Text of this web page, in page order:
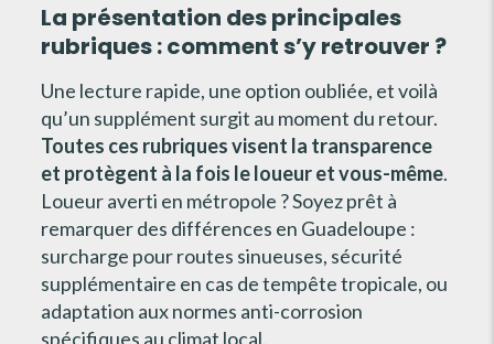
La présentation des principales
rubriques : comment s’y retrouver ?
Une lecture rapide, une option oubliée, et voilà
qu’un supplément surgit au moment du retour.
Toutes ces rubriques visent la transparence
et protègent à la fois le loueur et vous-même.
Loueur averti en métropole ? Soyez prêt à
remarquer des différences en Guadeloupe :
surcharge pour routes sinueuses, sécurité
supplémentaire en cas de tempête tropicale, ou
adaptation aux normes anti-corrosion
spécifiques au climat local.